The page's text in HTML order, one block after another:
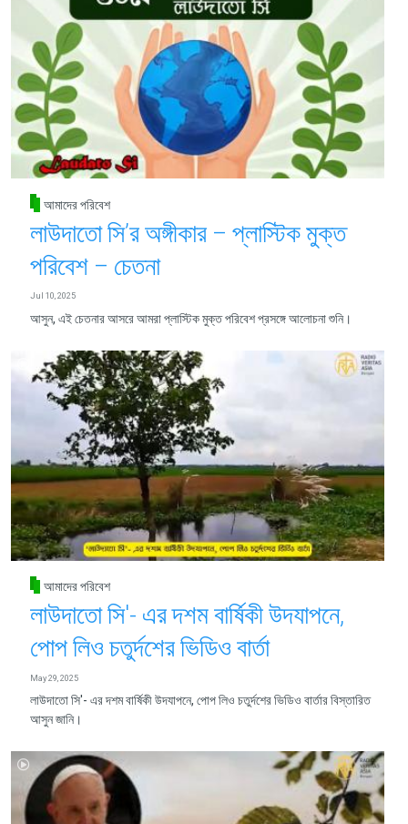
আমাদের পরিবেশ
লাউদাতো সি’র অঙ্গীকার – প্লাস্টিক মুক্ত
পরিবেশ – চেতনা
Jul 10, 2025
আসুন, এই চেতনার আসরে আমরা প্লাস্টিক মুক্ত পরিবেশ প্রসঙ্গে আলোচনা শুনি।
আমাদের পরিবেশ
লাউদাতো সি'- এর দশম বার্ষিকী উদযাপনে,
পোপ লিও চতুর্দশের ভিডিও বার্তা
May 29, 2025
লাউদাতো সি'- এর দশম বার্ষিকী উদযাপনে, পোপ লিও চতুর্দশের ভিডিও বার্তার বিস্তারিত
আসুন জানি।